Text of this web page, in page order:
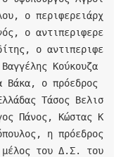
ο περιφερειάρχ
ο αντιπεριφερε
ο αντιπεριφε
Κούκουζα
Βάκα, ο πρόεδρος
Τάσος Βελισ
Πάνος, Κώστας Κ
η πρόεδρος
μέλος του Δ.Σ. του